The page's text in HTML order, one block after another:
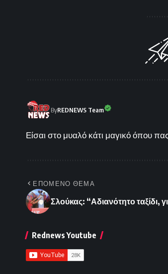
ByREDNEWS Team
Είσαι στο μυαλό κάτι μαγικό όπου
ΕΠΟΜΕΝΟ ΘΕΜΑ
Σλούκας: “Αδιανότητο ταξίδι,
Rednews Youtube